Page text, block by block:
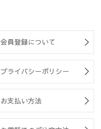
会員登録について
プライバシーポリシー
お支払い方法